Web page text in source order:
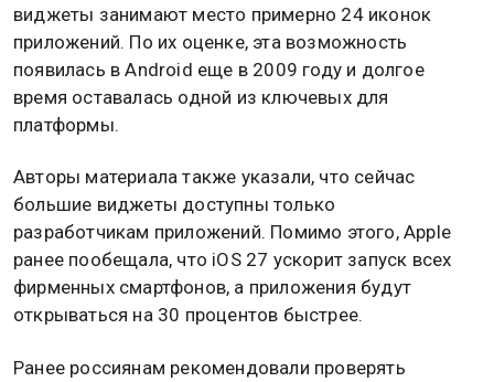
виджеты занимают место примерно 24 иконок
приложений. По их оценке, эта возможность
появилась в Android еще в 2009 году и долгое
время оставалась одной из ключевых для
платформы.
Авторы материала также указали, что сейчас
большие виджеты доступны только
разработчикам приложений. Помимо этого, Apple
ранее пообещала, что iOS 27 ускорит запуск всех
фирменных смартфонов, а приложения будут
открываться на 30 процентов быстрее.
Ранее россиянам рекомендовали проверять